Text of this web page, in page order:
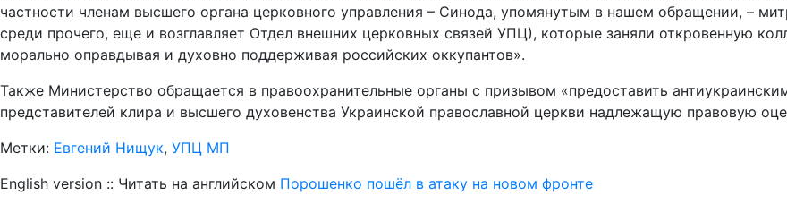
частности членам высшего органа церковного управления – Синода, упомянутым в нашем обращении, –
среди прочего, еще и возглавляет Отдел внешних церковных связей УПЦ), которые заняли откровенную
морально оправдывая и духовно поддерживая российских оккупантов».
Также Министерство обращается в правоохранительные органы с призывом «предоставить
представителей клира и высшего духовенства Украинской православной церкви надлежащую правовую
Метки: Евгений Нищук, УПЦ МП
English version :: Читать на английском Порошенко пошёл в атаку на новом фронте